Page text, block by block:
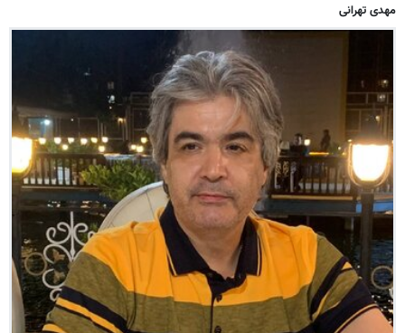
مهدی تهرانی